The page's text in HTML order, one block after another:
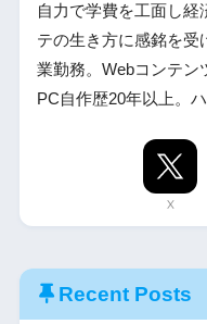
自力で学費を工面し経
テの生き方に感銘を受
業勤務。Webコンテン
PC自作歴20年以上。
X
Recent Posts